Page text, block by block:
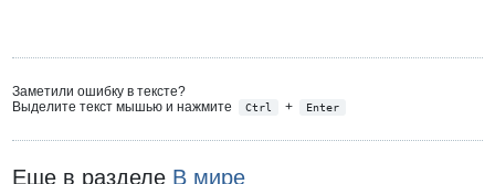
Заметили ошибку в тексте?
Выделите текст мышью и нажмите
Ctrl + Enter
Еще в разделе В мире